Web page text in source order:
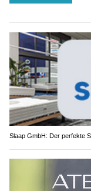
Slaap GmbH: Der perfekte